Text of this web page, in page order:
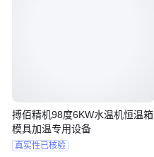
搏佰精机98度6KW水温机恒温箱
模具加温专用设备
真实性已核验